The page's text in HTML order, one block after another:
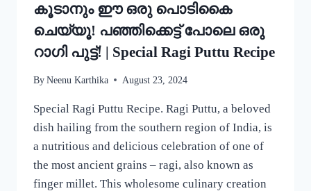
കൂടാനും ഈ ഒരു പൊടികൈ
ചെയ്യൂ! പഞ്ഞിക്കെട്ട് പോലെ ഒരു
റാഗി പുട്ട്! | Special Ragi Puttu Recipe
By Neenu Karthika August 23, 2024
Special Ragi Puttu Recipe. Ragi Puttu, a beloved
dish hailing from the southern region of India, is
a nutritious and delicious celebration of one of
the most ancient grains – ragi, also known as
finger millet. This wholesome culinary creation